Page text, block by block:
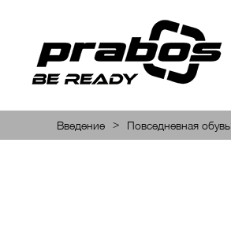
Введение > Повседневная обувь